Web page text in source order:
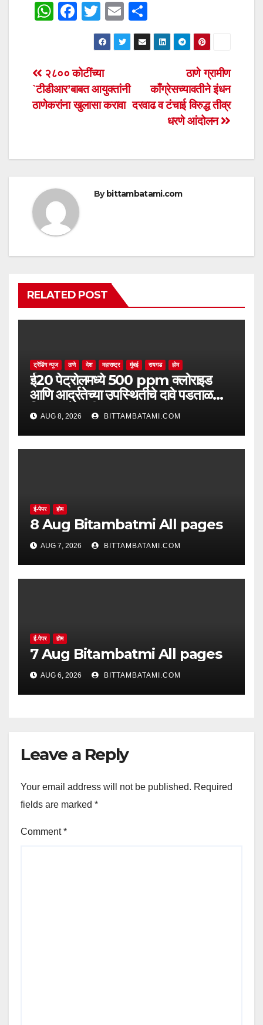
W
s
A
p
F
e
b
o
T
wi
tt
er
E
m
ail
h
ar
Post
navigation
ठाणे ग्रामीण
काँग्रेसच्यावतीने इंधन
दरवाढ व टंचाई विरुद्ध तीव्र
धरणे आंदोलन
२८०० कोटींच्या
`टीडीआर’बाबत आयुक्तांनी
ठाणेकरांना खुलासा करावा
By bittambatami.com
RELATED POST
ट्रेंडिंग न्यूज ठाणे देश महाराष्ट्र मुंबई रायगड होम
ई20 पेट्रोलमध्ये 500 ppm क्लोराइड
आणि आर्द्रतेच्या उपस्थितीचे दावे पडताळणीत
सिद्ध झाले नाहीत
AUG 8, 2026 BITTAMBATAMI.COM
ई-पेपर होम
8 Aug Bitambatmi All pages
AUG 7, 2026 BITTAMBATAMI.COM
ई-पेपर होम
7 Aug Bitambatmi All pages
AUG 6, 2026 BITTAMBATAMI.COM
Leave a Reply
Your email address will not be published. Required
fields are marked *
Comment*